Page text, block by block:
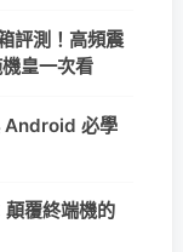
評測！高頻震
皇一次看
Android 必學
覆終端機的